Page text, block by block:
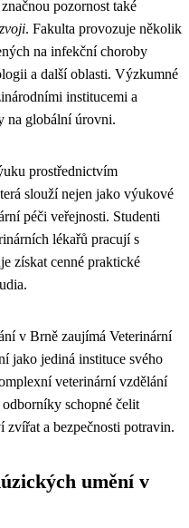
pozornost také
. Fakulta provozuje několik
na infekční choroby
a další oblasti. Výzkumné
institucemi a
na globální úrovni.
prostřednictvím
slouží nejen jako výukové
péči veřejnosti. Studenti
lékařů pracují s
získat cenné praktické
v Brně zaujímá Veterinární
jako jediná instituce svého
veterinární vzdělání
schopné čelit
zvířat a bezpečnosti potravin.
umění v